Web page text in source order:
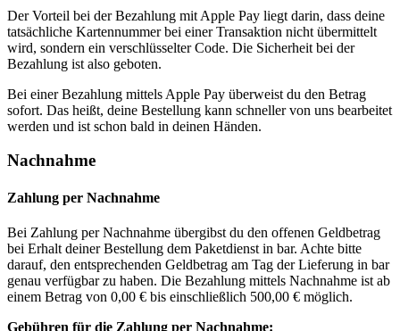
Der Vorteil bei der Bezahlung mit Apple Pay liegt darin, dass deine
tatsächliche Kartennummer bei einer Transaktion nicht übermittelt
wird, sondern ein verschlüsselter Code. Die Sicherheit bei der
Bezahlung ist also geboten.
Bei einer Bezahlung mittels Apple Pay überweist du den Betrag
sofort. Das heißt, deine Bestellung kann schneller von uns bearbeitet
werden und ist schon bald in deinen Händen.
Nachnahme
Zahlung per Nachnahme
Bei Zahlung per Nachnahme übergibst du den offenen Geldbetrag
bei Erhalt deiner Bestellung dem Paketdienst in bar. Achte bitte
darauf, den entsprechenden Geldbetrag am Tag der Lieferung in bar
genau verfügbar zu haben. Die Bezahlung mittels Nachnahme ist ab
einem Betrag von 0,00 € bis einschließlich 500,00 € möglich.
Gebühren für die Zahlung per Nachnahme: